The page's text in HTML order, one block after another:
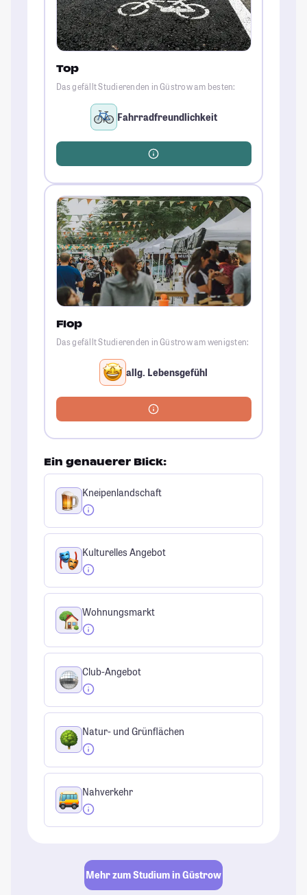
Top
Das gefällt Studierenden in Güstrow am besten:
Fahrradfreundlichkeit
Flop
Das gefällt Studierenden in Güstrow am wenigsten:
allg. Lebensgefühl
Ein genauerer Blick:
Kneipenlandschaft
Kulturelles Angebot
Wohnungsmarkt
Club-Angebot
Natur- und Grünflächen
Nahverkehr
Mehr zum Studium in Güstrow